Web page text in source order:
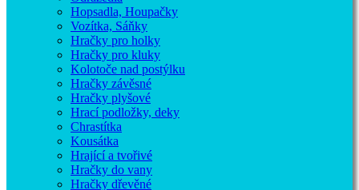
Hopsadla, Houpačky
Vozítka, Sáňky
Hračky pro holky
Hračky pro kluky
Kolotoče nad postýlku
Hračky závěsné
Hračky plyšové
Hrací podložky, deky
Chrastítka
Kousátka
Hrající a tvořivé
Hračky do vany
Hračky dřevěné